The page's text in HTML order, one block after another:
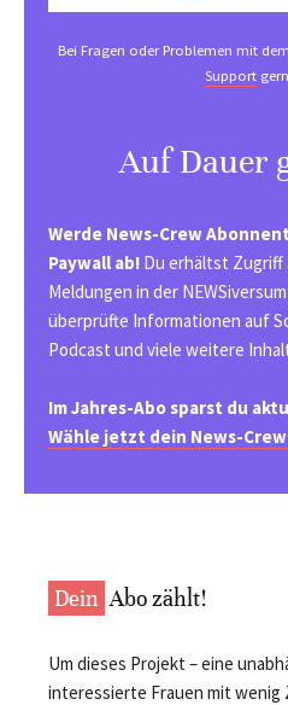
Bei Fragen oder Problemen mit
Support
Auf Dauer
Werde News-Crew
Paywall ab! Du erhältst Zugriff
Meldungen in der
überprüfte Informationen auf
Podcast und viele weitere
Im Jahres-Abo sparst du
Wähle jetzt dein News-
Dein Abo zählt!
Um dieses Projekt – eine
interessierte Frauen mit wenig